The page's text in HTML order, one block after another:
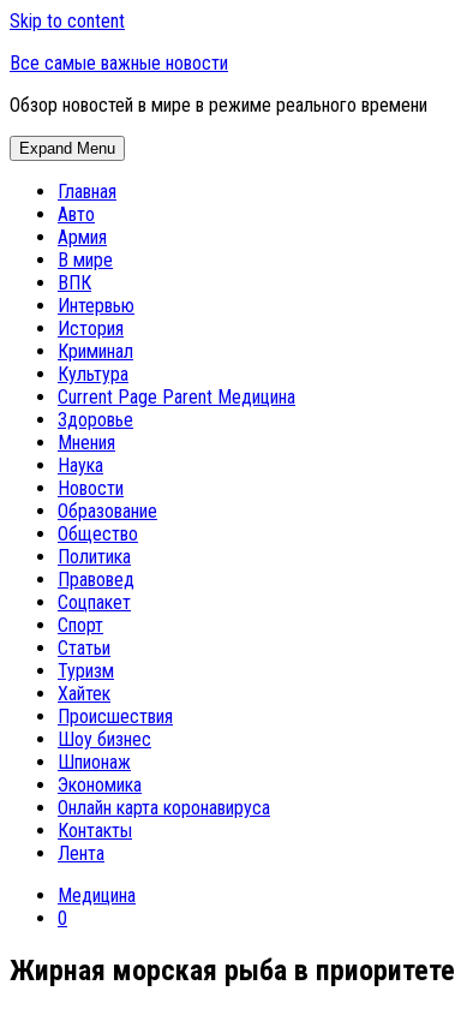
Skip to content
Все самые важные новости
Обзор новостей в мире в режиме реального времени
Expand Menu
Главная
Авто
Армия
В мире
ВПК
Интервью
История
Криминал
Культура
Current Page Parent Медицина
Здоровье
Мнения
Наука
Новости
Образование
Общество
Политика
Правовед
Соцпакет
Спорт
Статьи
Туризм
Хайтек
Происшествия
Шоу бизнес
Шпионаж
Экономика
Онлайн карта коронавируса
Контакты
Лента
Медицина
0
Жирная морская рыба в приоритете